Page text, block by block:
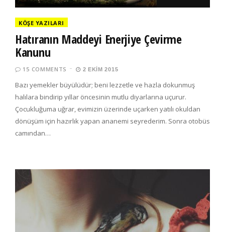
KÖŞE YAZILARI
Hatıranın Maddeyi Enerjiye Çevirme
Kanunu
15 COMMENTS 2 EKIM 2015
Bazı yemekler büyülüdür; beni lezzetle ve hazla dokunmuş
halılara bindirip yıllar öncesinin mutlu diyarlarına uçurur.
Çocukluğuma uğrar, evimizin üzerinde uçarken yatılı okuldan
dönüşüm için hazırlık yapan ananemi seyrederim. Sonra otobüs
camından…